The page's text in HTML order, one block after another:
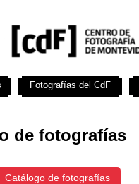
de fotografías
Catálogo de fotografías
Fotografías del CdF